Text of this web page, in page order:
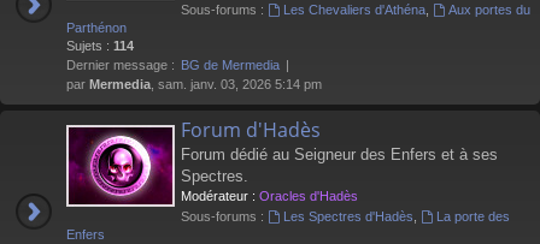
Sous-forums :
Les Chevaliers d'Athéna,
Aux portes du
Parthénon
Sujets : 114
Dernier message :
BG de Mermedia
par Mermedia , sam. janv. 03, 2026 5:14 pm
Forum d'Hadès
Forum dédié au Seigneur des Enfers et à ses
Spectres.
Modérateur : Oracles d'Hadès
Sous-forums :
Les Spectres d'Hadès
La porte des
Enfers